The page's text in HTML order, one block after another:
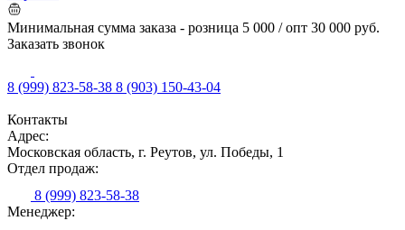
Минимальная сумма заказа - розница 5 000 / опт 30 000 руб.
Заказать звонок
8 (999) 823-58-38 8 (903) 150-43-04
Контакты
Адрес:
Московская область, г. Реутов, ул. Победы, 1
Отдел продаж:
8 (999) 823-58-38
Менеджер: